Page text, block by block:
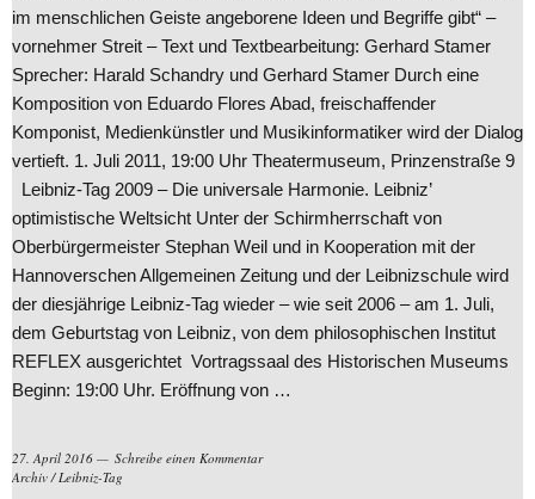
im menschlichen Geiste angeborene Ideen und Begriffe gibt“ –
vornehmer Streit – Text und Textbearbeitung: Gerhard Stamer
Sprecher: Harald Schandry und Gerhard Stamer Durch eine
Komposition von Eduardo Flores Abad, freischaffender
Komponist, Medienkünstler und Musikinformatiker wird der Dialog
vertieft. 1. Juli 2011, 19:00 Uhr Theatermuseum, Prinzenstraße 9
Leibniz-Tag 2009 – Die universale Harmonie. Leibniz’
optimistische Weltsicht Unter der Schirmherrschaft von
Oberbürgermeister Stephan Weil und in Kooperation mit der
Hannoverschen Allgemeinen Zeitung und der Leibnizschule wird
der diesjährige Leibniz-Tag wieder – wie seit 2006 – am 1. Juli,
dem Geburtstag von Leibniz, von dem philosophischen Institut
REFLEX ausgerichtet Vortragssaal des Historischen Museums
Beginn: 19:00 Uhr. Eröffnung von …
27. April 2016
Schreibe einen Kommentar
Archiv / Leibniz-Tag